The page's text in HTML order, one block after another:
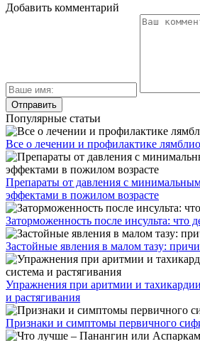
Добавить комментарий
Популярные статьи
Все о лечении и профилактике
Препараты от давления с
эффектами в пожилом возрасте
Заторможенность после инсульта: что
Застойные явления в малом тазу:
Упражнения при аритмии и
и растягивания
Признаки и симптомы первичного